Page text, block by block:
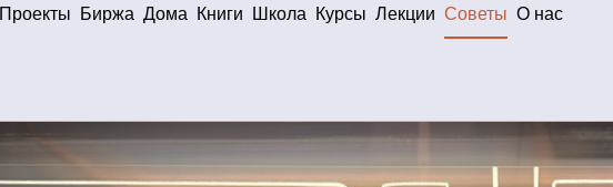
Проекты Биржа Дома Книги Школа Курсы Лекции Советы О нас